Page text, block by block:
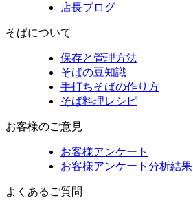
店長ブログ
そばについて
保存と管理方法
そばの豆知識
手打ちそばの作り方
そば料理レシピ
お客様のご意見
お客様アンケート
お客様アンケート分析結果
よくあるご質問